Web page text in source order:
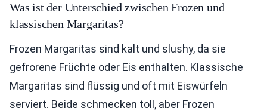
Was ist der Unterschied zwischen Frozen und
klassischen Margaritas?
Frozen Margaritas sind kalt und slushy, da sie
gefrorene Früchte oder Eis enthalten. Klassische
Margaritas sind flüssig und oft mit Eiswürfeln
serviert. Beide schmecken toll, aber Frozen